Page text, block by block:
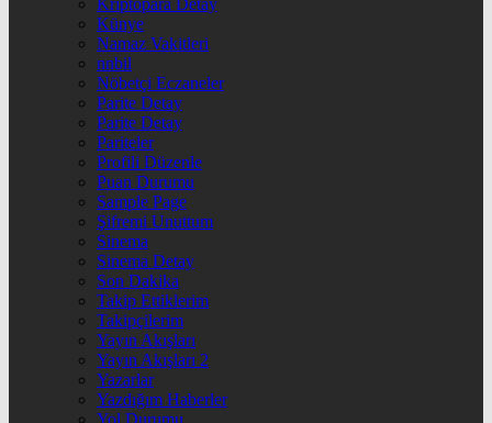
Kriptopara Detay
Künye
Namaz Vakitleri
nnbil
Nöbetçi Eczaneler
Parite Detay
Parite Detay
Pariteler
Profili Düzenle
Puan Durumu
Sample Page
Şifremi Unuttum
Sinema
Sinema Detay
Son Dakika
Takip Ettiklerim
Takipçilerim
Yayın Akışları
Yayın Akışları 2
Yazarlar
Yazdığım Haberler